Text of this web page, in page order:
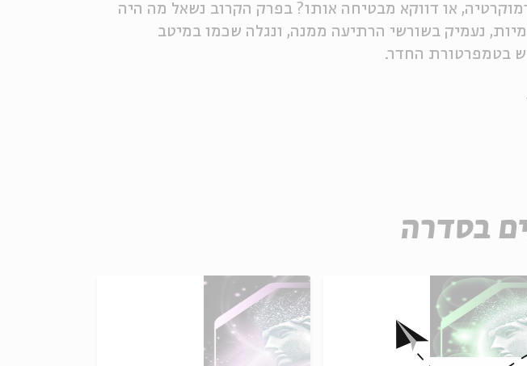
או דווקא מבטיחה אותו? בפרק הקרוב נשאל מה היה
נעמיק בשורשי הרתיעה ממנה, ונגלה שכמו במיטב
בטמפרטורת החדר.
בסדרה